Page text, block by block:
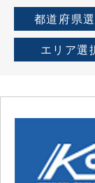
都道府県
エリア選